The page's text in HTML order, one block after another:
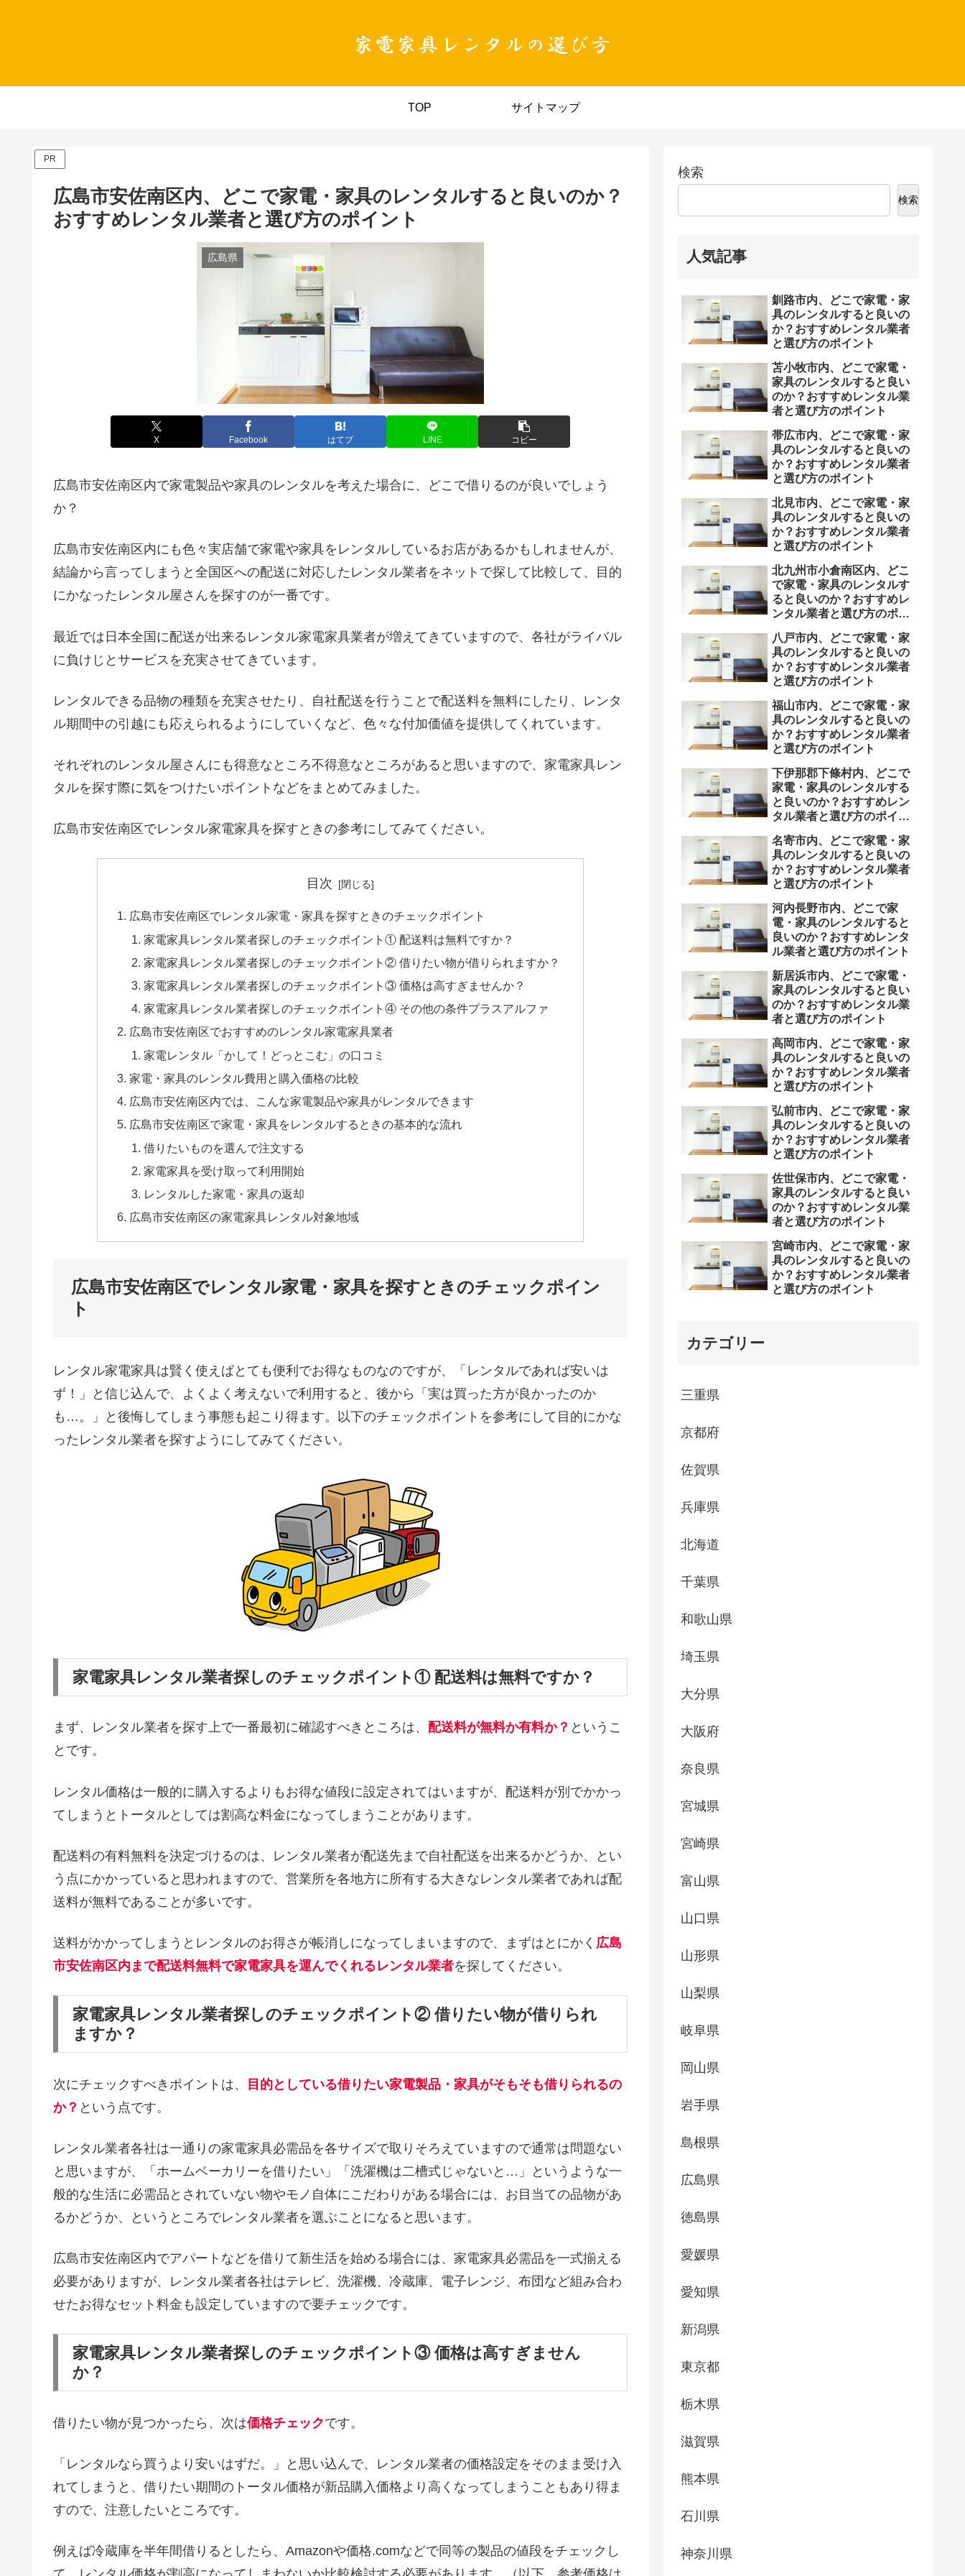
TOP サイトマップ
PR
広島市安佐南区内、どこで家電・家具のレンタルすると良いのか？
おすすめレンタル業者と選び方のポイント
広島県
X Facebook はてブ LINE コピー
広島市安佐南区内で家電製品や家具のレンタルを考えた場合に、どこで借りるのが良いでしょう
か？
広島市安佐南区内にも色々実店舗で家電や家具をレンタルしているお店があるかもしれませんが、
結論から言ってしまうと全国区への配送に対応したレンタル業者をネットで探して比較して、目的
にかなったレンタル屋さんを探すのが一番です。
最近では日本全国に配送が出来るレンタル家電家具業者が増えてきていますので、各社がライバル
に負けじとサービスを充実させてきています。
レンタルできる品物の種類を充実させたり、自社配送を行うことで配送料を無料にしたり、レンタ
ル期間中の引越にも応えられるようにしていくなど、色々な付加価値を提供してくれています。
それぞれのレンタル屋さんにも得意なところ不得意なところがあると思いますので、家電家具レン
タルを探す際に気をつけたいポイントなどをまとめてみました。
広島市安佐南区でレンタル家電家具を探すときの参考にしてみてください。
目次
広島市安佐南区でレンタル家電・家具を探すときのチェックポイント
家電家具レンタル業者探しのチェックポイント① 配送料は無料ですか？
家電家具レンタル業者探しのチェックポイント② 借りたい物が借りられますか？
家電家具レンタル業者探しのチェックポイント③ 価格は高すぎませんか？
家電家具レンタル業者探しのチェックポイント④ その他の条件プラスアルファ
広島市安佐南区でおすすめのレンタル家電家具業者
家電レンタル「かして！どっとこむ」の口コミ
家電・家具のレンタル費用と購入価格の比較
広島市安佐南区内では、こんな家電製品や家具がレンタルできます
広島市安佐南区で家電・家具をレンタルするときの基本的な流れ
借りたいものを選んで注文する
家電家具を受け取って利用開始
レンタルした家電・家具の返却
広島市安佐南区の家電家具レンタル対象地域
広島市安佐南区でレンタル家電・家具を探すときのチェックポイン
ト
レンタル家電家具は賢く使えばとても便利でお得なものなのですが、「レンタルであれば安いは
ず！」と信じ込んで、よくよく考えないで利用すると、後から「実は買った方が良かったのか
も…。」と後悔してしまう事態も起こり得ます。以下のチェックポイントを参考にして目的にかな
ったレンタル業者を探すようにしてみてください。
家電家具レンタル業者探しのチェックポイント① 配送料は無料ですか？
まず、レンタル業者を探す上で一番最初に確認すべきところは、 配送料が無料か有料か？ というこ
とです。
レンタル価格は一般的に購入するよりもお得な値段に設定されてはいますが、配送料が別でかかっ
てしまうとトータルとしては割高な料金になってしまうことがあります。
配送料の有料無料を決定づけるのは、レンタル業者が配送先まで自社配送を出来るかどうか、とい
う点にかかっていると思われますので、営業所を各地方に所有する大きなレンタル業者であれば配
送料が無料であることが多いです。
送料がかかってしまうとレンタルのお得さが帳消しになってしまいますので、まずはとにかく 広島
市安佐南区内まで配送料無料で家電家具を運んでくれるレンタル業者を探してください。
家電家具レンタル業者探しのチェックポイント② 借りたい物が借りられ
ますか？
次にチェックすべきポイントは、
目的としている借りたい家電製品・家具がそもそも借りられるの
か？ という点です。
レンタル業者各社は一通りの家電家具必需品を各サイズで取りそろえていますので通常は問題ない
と思いますが、「ホームベーカリーを借りたい」「洗濯機は二槽式じゃないと…」というような一
般的な生活に必需品とされていない物やモノ自体にこだわりがある場合には、お目当ての品物があ
るかどうか、というところでレンタル業者を選ぶことになると思います。
広島市安佐南区内でアパートなどを借りて新生活を始める場合には、家電家具必需品を一式揃える
必要がありますが、レンタル業者各社はテレビ、洗濯機、冷蔵庫、電子レンジ、布団など組み合わ
せたお得なセット料金も設定していますので要チェックです。
家電家具レンタル業者探しのチェックポイント③ 価格は高すぎません
か？
借りたい物が見つかったら、次は価格チェックです。
「レンタルなら買うより安いはずだ。」と思い込んで、レンタル業者の価格設定をそのまま受け入
れてしまうと、借りたい期間のトータル価格が新品購入価格より高くなってしまうこともあり得ま
すので、注意したいところです。
例えば冷蔵庫を半年間借りるとしたら、Amazonや価格.comなどで同等の製品の値段をチェックし
検索
検索
人気記事
釧路市内、どこで家電・家
具のレンタルすると良いの
か？おすすめレンタル業者
と選び方のポイント
苫小牧市内、どこで家電・
家具のレンタルすると良い
のか？おすすめレンタル業
者と選び方のポイント
帯広市内、どこで家電・家
具のレンタルすると良いの
か？おすすめレンタル業者
と選び方のポイント
北見市内、どこで家電・家
具のレンタルすると良いの
か？おすすめレンタル業者
と選び方のポイント
北九州市小倉南区内、どこ
で家電・家具のレンタルす
ると良いのか？おすすめレ
ンタル業者と選び方のポイ
八戸市内、どこで家電・家
具のレンタルすると良いの
か？おすすめレンタル業者
と選び方のポイント
福山市内、どこで家電・家
具のレンタルすると良いの
か？おすすめレンタル業者
と選び方のポイント
下伊那郡下條村内、どこで
家電・家具のレンタルする
と良いのか？おすすめレン
タル業者と選び方のポイン
名寄市内、どこで家電・家
具のレンタルすると良いの
か？おすすめレンタル業者
と選び方のポイント
河内長野市内、どこで家
電・家具のレンタルすると
良いのか？おすすめレンタ
ル業者と選び方のポイント
新居浜市内、どこで家電・
家具のレンタルすると良い
のか？おすすめレンタル業
者と選び方のポイント
高岡市内、どこで家電・家
具のレンタルすると良いの
か？おすすめレンタル業者
と選び方のポイント
弘前市内、どこで家電・家
具のレンタルすると良いの
か？おすすめレンタル業者
と選び方のポイント
佐世保市内、どこで家電・
家具のレンタルすると良い
のか？おすすめレンタル業
者と選び方のポイント
宮崎市内、どこで家電・家
具のレンタルすると良いの
か？おすすめレンタル業者
と選び方のポイント
カテゴリー
三重県
京都府
佐賀県
兵庫県
北海道
千葉県
和歌山県
埼玉県
大分県
大阪府
奈良県
宮城県
宮崎県
富山県
山口県
山形県
山梨県
岐阜県
岡山県
岩手県
島根県
広島県
徳島県
愛媛県
愛知県
新潟県
東京都
栃木県
滋賀県
熊本県
石川県
神奈川県